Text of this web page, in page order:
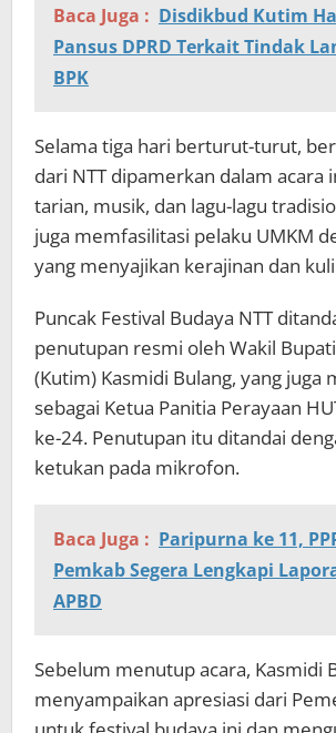
Baca Juga : Disdikbud Kutim
Pansus DPRD Terkait Tindak
BPK
Selama tiga hari berturut-turut,
dari NTT dipamerkan dalam acara
tarian, musik, dan lagu-lagu
juga memfasilitasi pelaku UMKM
yang menyajikan kerajinan dan
Puncak Festival Budaya NTT
penutupan resmi oleh Wakil
(Kutim) Kasmidi Bulang, yang juga
sebagai Ketua Panitia Perayaan
ke-24. Penutupan itu ditandai
ketukan pada mikrofon.
Baca Juga : Paripurna ke 11,
Pemkab Segera Lengkapi
APBD
Sebelum menutup acara, Kasmidi
menyampaikan apresiasi dari